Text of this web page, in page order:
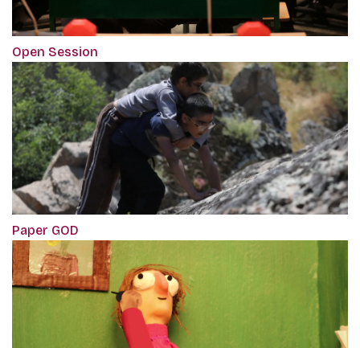
Open Session
Paper GOD